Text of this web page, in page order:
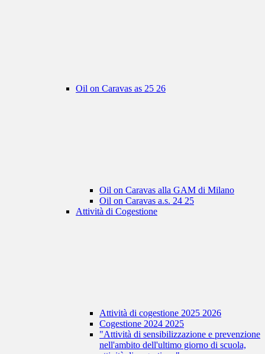
Oil on Caravas as 25 26
Oil on Caravas alla GAM di Milano
Oil on Caravas a.s. 24 25
Attività di Cogestione
Attività di cogestione 2025 2026
Cogestione 2024 2025
"Attività di sensibilizzazione e prevenzione
nell'ambito dell'ultimo giorno di scuola,